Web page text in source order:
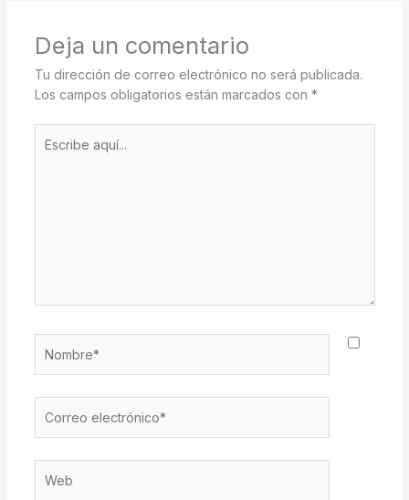
Deja un comentario
Tu dirección de correo electrónico no será publicada.
Los campos obligatorios están marcados con *
aquí...
electrónico*